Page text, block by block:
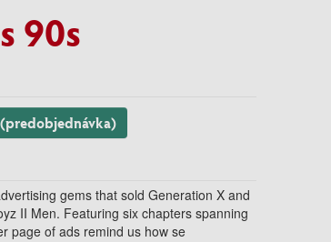
90s
Do košíka (predobjednávka)
gems that sold Generation X and
II Men. Featuring six chapters spanning
page of ads remind us how se